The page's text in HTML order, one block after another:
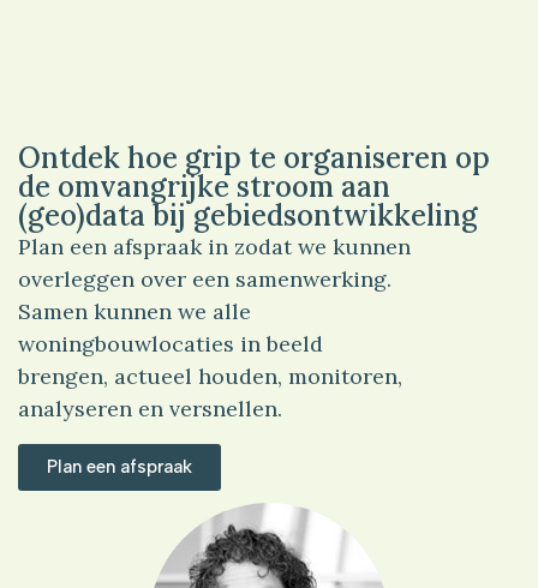
Ontdek hoe grip te organiseren op
de omvangrijke stroom aan
(geo)data bij gebiedsontwikkeling
Plan een afspraak in zodat we kunnen
overleggen over een samenwerking.
Samen kunnen we alle
woningbouwlocaties in beeld
brengen, actueel houden, monitoren,
analyseren en versnellen.
Plan een afspraak